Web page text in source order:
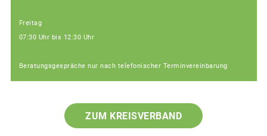
Freitag
07:30 Uhr bis 12:30 Uhr
Beratungsgespräche nur nach telefonischer Terminvereinbarung
ZUM KREISVERBAND